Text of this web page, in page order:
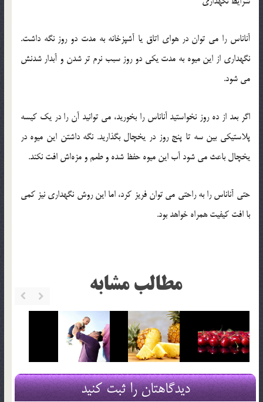
آناناس را می‌ توان در هوای اتاق یا آشپزخانه به مدت دو روز نگه‌ داشت.
نگهداری از این میوه به مدت یکی دو روز سبب نرم‌ تر شدن و آبدار شدنش
می ‌شود.
اگر بعد از ده روز نخواستید آناناس را بخورید، می ‌توانید آن را در یک کیسه
پلاستیکی بین سه تا پنج روز در یخچال بگذارید. نگه داشتن این میوه در
یخچال باعث می‌ شود آب این میوه حفظ شده و طعم و مزه‌اش افت نكند.
حتی آناناس را به راحتی می ‌توان فریز کرد، اما این روش نگهداری نیز كمی
با افت كیفیت همراه خواهد بود.
مطالب مشابه
دیدگاهتان را ثبت کنید